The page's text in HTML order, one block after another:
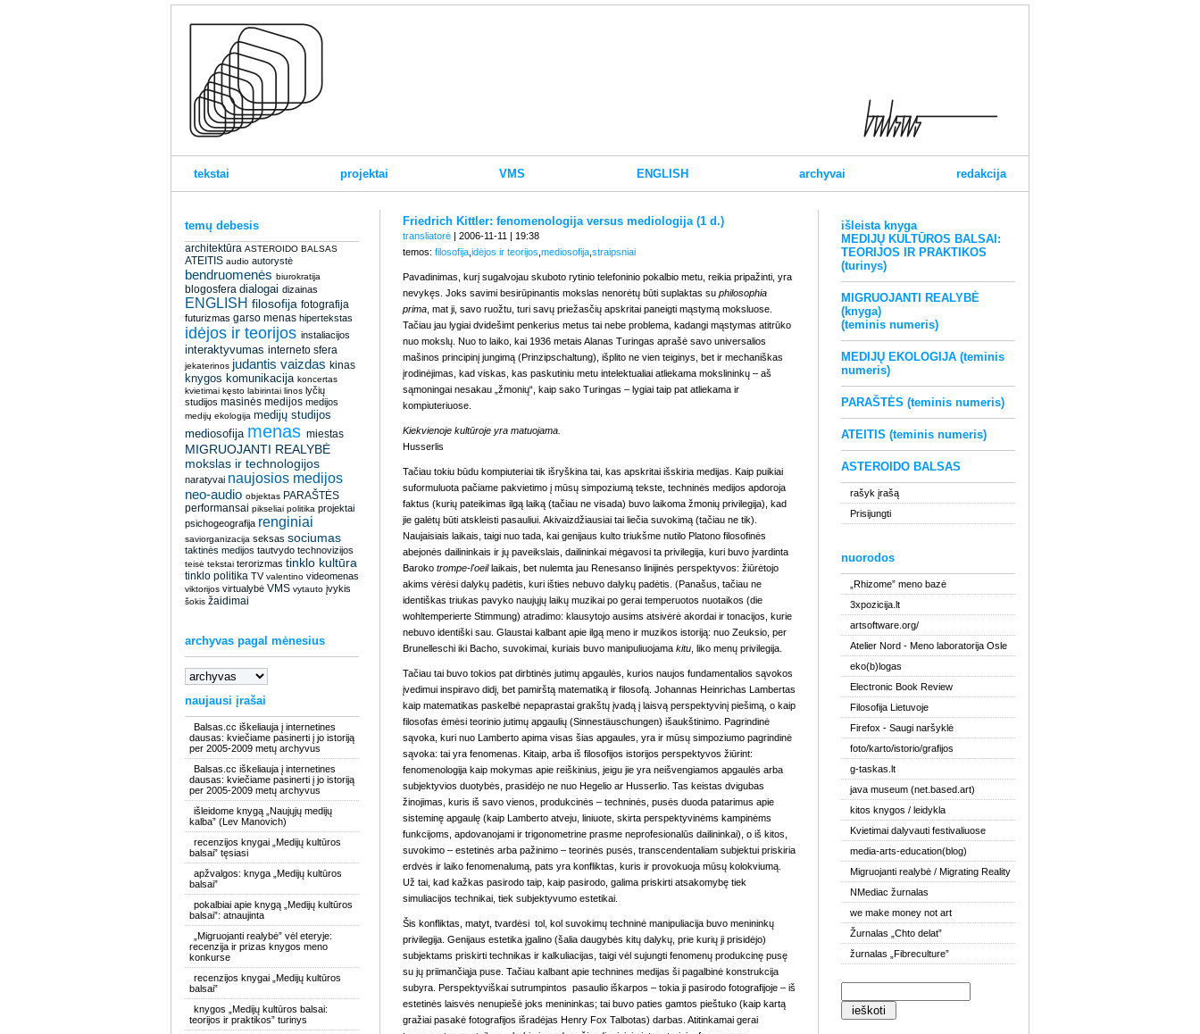
tekstai projektai VMS ENGLISH archyvai redakcija
temų debesis
architektūra ASTEROIDO BALSAS
ATEITIS audio autorystė
bendruomenės biurokratija
blogosfera dialogai dizainas
ENGLISH filosofija fotografija
futurizmas garso menas hipertekstas
idėjos ir teorijos instaliacijos
interaktyvumas interneto sfera
jekaterinos judantis vaizdas kinas
knygos komunikacija koncertas
kvietimai kęsto labirintai linos lyčių
studijos masinės medijos medijos
medijų ekologija medijų studijos
mediosofija menas miestas
MIGRUOJANTI REALYBĖ
mokslas ir technologijos
naratyvai naujosios medijos
neo-audio objektas PARAŠTĖS
performansai pikseliai politika projektai
psichogeografija renginiai
saviorganizacija seksas sociumas
taktinės medijos tautvydo technovizijos
teisė tekstai terorizmas tinklo kultūra
tinklo politika TV valentino videomenas
viktorijos virtualybė VMS vytauto įvykis
šokis žaidimai
archyvas pagal mėnesius
naujausi įrašai
Balsas.cc iškeliauja į internetines
dausas: kviečiame pasinerti į jo istoriją
per 2005-2009 metų archyvus
Balsas.cc iškeliauja į internetines
dausas: kviečiame pasinerti į jo istoriją
per 2005-2009 metų archyvus
išleidome knygą „Naujųjų medijų
kalba” (Lev Manovich)
recenzijos knygai „Medijų kultūros
balsai” tęsiasi
apžvalgos: knyga „Medijų kultūros
balsai”
pokalbiai apie knygą „Medijų kultūros
balsai”: atnaujinta
„Migruojanti realybė” vėl eteryje:
recenzija ir prizas knygos meno
konkurse
recenzijos knygai „Medijų kultūros
balsai”
knygos „Medijų kultūros balsai:
teorijos ir praktikos” turinys
išleista knyga
MEDIJŲ KULTŪROS BALSAI:
TEORIJOS IR PRAKTIKOS
(turinys)
MIGRUOJANTI REALYBĖ
(knyga)
(teminis numeris)
MEDIJŲ EKOLOGIJA (teminis
numeris)
PARAŠTĖS (teminis numeris)
ATEITIS (teminis numeris)
ASTEROIDO BALSAS
rašyk įrašą
Prisijungti
nuorodos
„Rhizome” meno bazė
3xpozicija.lt
artsoftware.org/
Atelier Nord - Meno laboratorija Osle
eko(b)logas
Electronic Book Review
Filosofija Lietuvoje
Firefox - Saugi naršyklė
foto/karto/istorio/grafijos
g-taskas.lt
java museum (net.based.art)
kitos knygos / leidykla
Kvietimai dalyvauti festivaliuose
media-arts-education(blog)
Migruojanti realybė / Migrating Reality
NMediac žurnalas
we make money not art
Žurnalas „Chto delat”
žurnalas „Fibreculture”
Friedrich Kittler: fenomenologija versus mediologija (1 d.)
transliatorė | 2006-11-11 | 19:38
temos: filosofija idėjos ir teorijos mediosofija straipsniai
Pavadinimas, kurį sugalvojau skuboto rytinio telefoninio pokalbio metu, reikia pripažinti, yra
nevykęs. Joks savimi besirūpinantis mokslas nenorėtų būti suplaktas su philosophia
prima , mat ji, savo ruožtu, turi savų priežasčių apskritai paneigti mąstymą moksluose.
Tačiau jau lygiai dvidešimt penkerius metus tai nebe problema, kadangi mąstymas atitrūko
nuo mokslų. Nuo to laiko, kai 1936 metais Alanas Turingas aprašė savo universalios
mašinos principinį jungimą (Prinzipschaltung), išplito ne vien teiginys, bet ir mechaniškas
įrodinėjimas, kad viskas, kas paskutiniu metu intelektualiai atliekama mokslininkų – aš
sąmoningai nesakau „žmonių“, kaip sako Turingas – lygiai taip pat atliekama ir
kompiuteriuose.
Kiekvienoje kultūroje yra matuojama.
Husserlis
Tačiau tokiu būdu kompiuteriai tik išryškina tai, kas apskritai išskiria medijas. Kaip puikiai
suformuluota pačiame pakvietimo į mūsų simpoziumą tekste, techninės medijos apdoroja
faktus (kurių pateikimas ilgą laiką (tačiau ne visada) buvo laikoma žmonių privilegija), kad
jie galėtų būti atskleisti pasauliui. Akivaizdžiausiai tai liečia suvokimą (tačiau ne tik).
Naujaisiais laikais, taigi nuo tada, kai genijaus kulto triukšme nutilo Platono filosofinės
abejonės dailininkais ir jų paveikslais, dailininkai mėgavosi ta privilegija, kuri buvo įvardinta
Baroko trompe-l'oeillaikais, bet nulemta jau Renesanso linijinės perspektyvos: žiūrėtojo
akims vėrėsi dalykų padėtis, kuri išties nebuvo dalykų padėtis. (Panašus, tačiau ne
identiškas triukas pavyko naujųjų laikų muzikai po gerai temperuotos nuotaikos (die
wohltemperierte Stimmung) atradimo: klausytojo ausims atsivėrė akordai ir tonacijos, kurie
nebuvo identiški sau. Glaustai kalbant apie ilgą meno ir muzikos istoriją: nuo Zeuksio, per
Brunelleschi iki Bacho, suvokimai, kuriais buvo manipuliuojama kitu , liko menų privilegija.
Tačiau tai buvo tokios pat dirbtinės jutimų apgaulės, kurios naujos fundamentalios sąvokos
įvedimui inspiravo didį, bet pamirštą matematiką ir filosofą. Johannas Heinrichas Lambertas
kaip matematikas paskelbė nepaprastai grakštų įvadą į laisvą perspektyvinį piešimą, o kaip
filosofas ėmėsi teorinio jutimų apgaulių (Sinnestäuschungen) išaukštinimo. Pagrindinė
sąvoka, kuri nuo Lamberto apima visas šias apgaules, yra ir mūsų simpoziumo pagrindinė
sąvoka: tai yra fenomenas. Kitaip, arba iš filosofijos istorijos perspektyvos žiūrint:
fenomenologija kaip mokymas apie reiškinius, jeigu jie yra neišvengiamos apgaulės arba
subjektyvios duotybės, prasidėjo ne nuo Hegelio ar Husserlio. Tas keistas dvigubas
žinojimas, kuris iš savo vienos, produkcinės – techninės, pusės duoda patarimus apie
sisteminę apgaulę (kaip Lamberto atveju, liniuote, skirta perspektyvinėms kampinėms
funkcijoms, apdovanojami ir trigonometrine prasme neprofesionalūs dailininkai), o iš kitos,
suvokimo – estetinės arba pažinimo – teorinės pusės, transcendentaliam subjektui priskiria
erdvės ir laiko fenomenalumą, pats yra konfliktas, kuris ir provokuoja mūsų kolokviumą.
Už tai, kad kažkas pasirodo taip, kaip pasirodo, galima priskirti atsakomybę tiek
simuliacijos technikai, tiek subjektyvumo estetikai.
Šis konfliktas, matyt, tvardėsi tol, kol suvokimų techninė manipuliacija buvo menininkų
privilegija. Genijaus estetika įgalino (šalia daugybės kitų dalykų, prie kurių ji prisidėjo)
subjektams priskirti technikas ir kalkuliacijas, taigi vėl sujungti fenomenų produkcinę pusę
su jų priimančiąja puse. Tačiau kalbant apie technines medijas ši pagalbinė konstrukcija
subyra. Perspektyviškai sutrumpintos pasaulio iškarpos – tokia ji pasirodo fotografijoje – iš
estetinės laisvės nenupiešė joks menininkas; tai buvo paties gamtos pieštuko (kaip kartą
gražiai pasakė fotografijos išradėjas Henry Fox Talbotas) darbas. Atitinkamai gerai